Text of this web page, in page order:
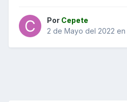
Por Cepete
2 de Mayo del 2022 en